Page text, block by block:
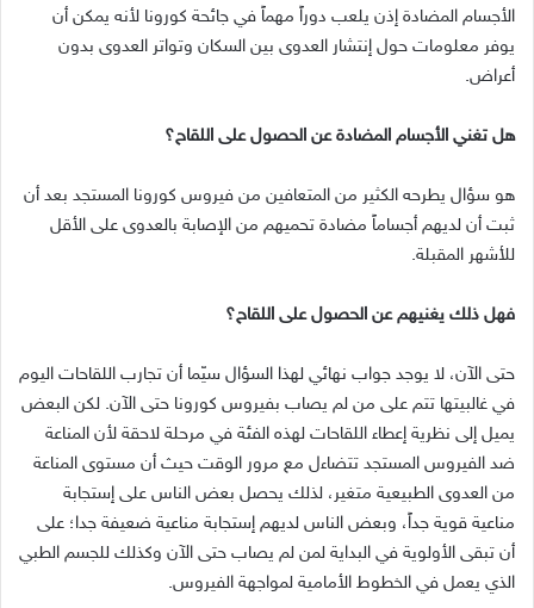
الأجسام المضادة إذن يلعب دوراً مهماً في جائحة كورونا لأنه يمكن أن
يوفر معلومات حول إنتشار العدوى بين السكان وتواتر العدوى بدون
أعراض.
هل تغني الأجسام المضادة عن الحصول على اللقاح؟
هو سؤال يطرحه الكثير من المتعافين من فيروس كورونا المستجد بعد أن
ثبت أن لديهم أجساماً مضادة تحميهم من الإصابة بالعدوى على الأقل
للأشهر المقبلة.
فهل ذلك يغنيهم عن الحصول على اللقاح؟
حتى الآن، لا يوجد جواب نهائي لهذا السؤال سيّما أن تجارب اللقاحات اليوم
في غالبيتها تتم على من لم يصاب بفيروس كورونا حتى الآن. لكن البعض
يميل إلى نظرية إعطاء اللقاحات لهذه الفئة في مرحلة لاحقة لأن المناعة
ضد الفيروس المستجد تتضاءل مع مرور الوقت حيث أن مستوى المناعة
من العدوى الطبيعية متغير، لذلك يحصل بعض الناس على إستجابة
مناعية قوية جداً، وبعض الناس لديهم إستجابة مناعية ضعيفة جدا؛ على
أن تبقى الأولوية في البداية لمن لم يصاب حتى الآن وكذلك للجسم الطبي
الذي يعمل في الخطوط الأمامية لمواجهة الفيروس.